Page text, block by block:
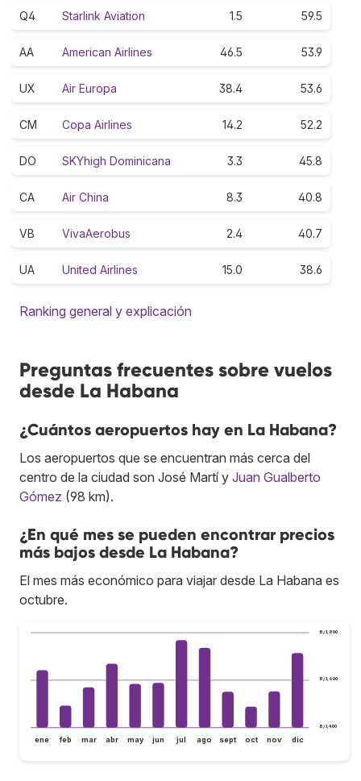
Q4 Starlink Aviation 1.5 59.5
AA American Airlines 46.5 53.9
UX Air Europa 38.4 53.6
CM Copa Airlines 14.2 52.2
DO SKYhigh Dominicana 3.3 45.8
CA Air China 8.3 40.8
VB VivaAerobus 2.4 40.7
UA United Airlines 15.0 38.6
Ranking general y explicación
Preguntas frecuentes sobre vuelos
desde La Habana
¿Cuántos aeropuertos hay en La Habana?
Los aeropuertos que se encuentran más cerca del
centro de la ciudad son José Martí y Juan Gualberto
Gómez (98 km).
¿En qué mes se pueden encontrar precios
más bajos desde La Habana?
El mes más económico para viajar desde La Habana es
octubre.
B/.1,400
B/.1,600
B/.1,800
ene feb mar abr may jun jul ago sept oct nov dic